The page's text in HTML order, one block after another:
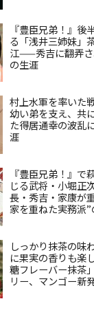
『豊臣兄弟！』後
る「浅井三姉妹」
江——秀吉に翻弄
の生涯
村上水軍を率いた
幼い弟を支え、共
た得居通幸の波乱
涯
『豊臣兄弟！』で
じる武将・小堀正
長・秀吉・家康が
家を重ねた実務派
しっかり抹茶の味
に果実の香りも楽
糖フレーバー抹茶
リー、マンゴー新